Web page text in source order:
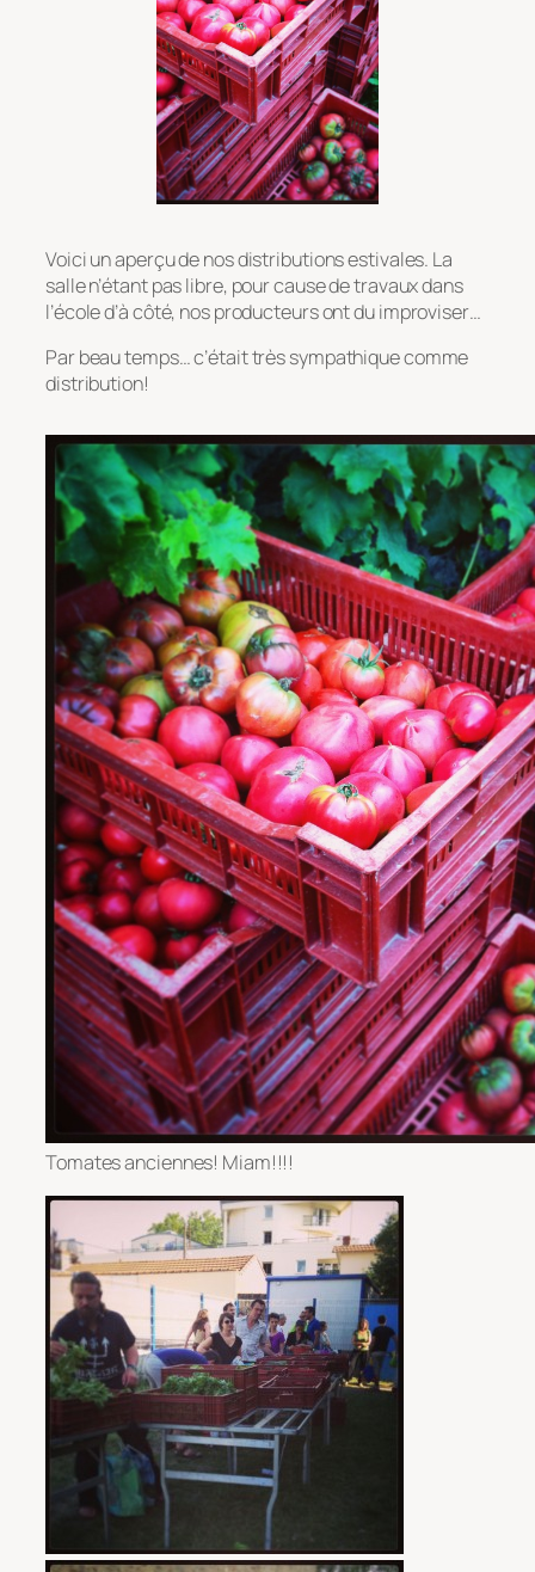
Voici un aperçu de nos distributions estivales. La
salle n’étant pas libre, pour cause de travaux dans
l’école d’à côté, nos producteurs ont du improviser…
Par beau temps… c’était très sympathique comme
distribution!
Tomates anciennes! Miam!!!!